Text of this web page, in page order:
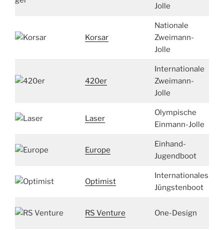
Jolle
Korsar
Nationale
Zweimann-
Jolle
420er
Internationale
Zweimann-
Jolle
Laser
Olympische
Einmann-Jolle
Europe
Einhand-
Jugendboot
Optimist
Internationales
Jüngstenboot
RS Venture One-Design